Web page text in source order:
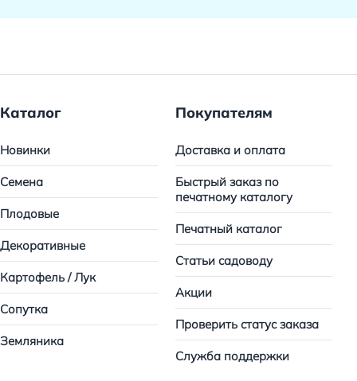
Каталог
Новинки
Семена
Плодовые
Декоративные
Картофель / Лук
Сопутка
Земляника
Покупателям
Доставка и оплата
Быстрый заказ по
печатному каталогу
Печатный каталог
Статьи садоводу
Акции
Проверить статус заказа
Служба поддержки